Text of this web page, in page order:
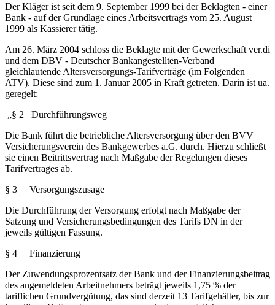
Der Kläger ist seit dem 9. September 1999 bei der Beklagten - einer
Bank - auf der Grundlage eines Arbeitsvertrags vom 25. August
1999 als Kassierer tätig.
Am 26. März 2004 schloss die Beklagte mit der Gewerkschaft ver.di
und dem DBV - Deutscher Bankangestellten-Verband
gleichlautende Altersversorgungs-Tarifverträge (im Folgenden
ATV). Diese sind zum 1. Januar 2005 in Kraft getreten. Darin ist ua.
geregelt:
„§ 2 Durchführungsweg
Die Bank führt die betriebliche Altersversorgung über den BVV
Versicherungsverein des Bankgewerbes a.G. durch. Hierzu schließt
sie einen Beitrittsvertrag nach Maßgabe der Regelungen dieses
Tarifvertrages ab.
§ 3 Versorgungszusage
Die Durchführung der Versorgung erfolgt nach Maßgabe der
Satzung und Versicherungsbedingungen des Tarifs DN in der
jeweils gültigen Fassung.
§ 4 Finanzierung
Der Zuwendungsprozentsatz der Bank und der Finanzierungsbeitrag
des angemeldeten Arbeitnehmers beträgt jeweils 1,75 % der
tariflichen Grundvergütung, das sind derzeit 13 Tarifgehälter, bis zur